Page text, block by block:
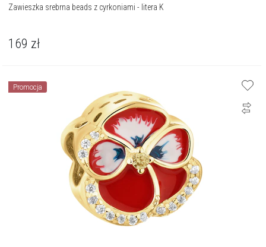
Zawieszka srebrna beads z cyrkoniami - litera K
169 zł
Promocja